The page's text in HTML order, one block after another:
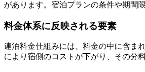
があります。宿泊プランの条件や期間
料金体系に反映される要素
連泊料金仕組みには、料金の中に含ま
により宿側のコストが下がり、その分